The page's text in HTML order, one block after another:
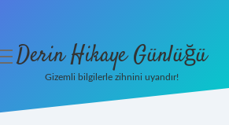
Derin Hikaye Günlüğü
Gizemli bilgilerle zihnini uyandır!